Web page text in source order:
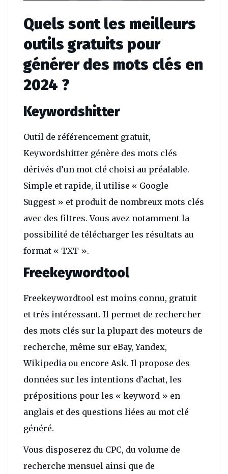
Quels sont les meilleurs
outils gratuits pour
générer des mots clés en
2024 ?
Keywordshitter
Outil de référencement gratuit,
Keywordshitter génère des mots clés
dérivés d’un mot clé choisi au préalable.
Simple et rapide, il utilise « Google
Suggest » et produit de nombreux mots clés
avec des filtres. Vous avez notamment la
possibilité de télécharger les résultats au
format « TXT ».
Freekeywordtool
Freekeywordtool est moins connu, gratuit
et très intéressant. Il permet de rechercher
des mots clés sur la plupart des moteurs de
recherche, même sur eBay, Yandex,
Wikipedia ou encore Ask. Il propose des
données sur les intentions d’achat, les
prépositions pour les « keyword » en
anglais et des questions liées au mot clé
généré.
Vous disposerez du CPC, du volume de
recherche mensuel ainsi que de